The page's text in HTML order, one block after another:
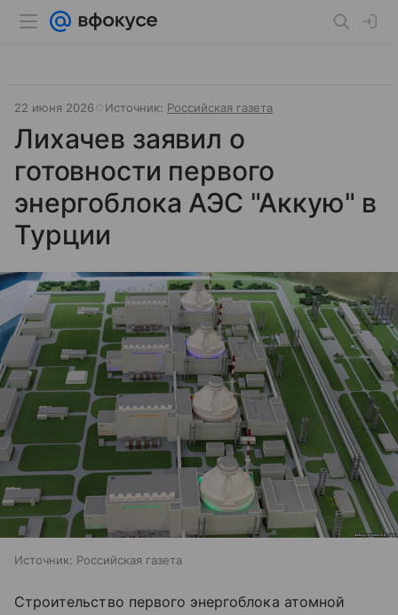
22 июня 2026 Источник: Российская газета
Лихачев заявил о
готовности первого
энергоблока АЭС "Аккую" в
Турции
Источник: Российская газета
Строительство первого энергоблока атомной